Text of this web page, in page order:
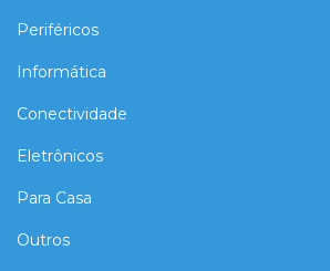
Periféricos
Informática
Conectividade
Eletrônicos
Para Casa
Outros